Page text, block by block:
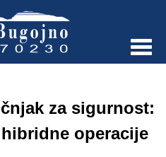
za sigurnost:
operacije